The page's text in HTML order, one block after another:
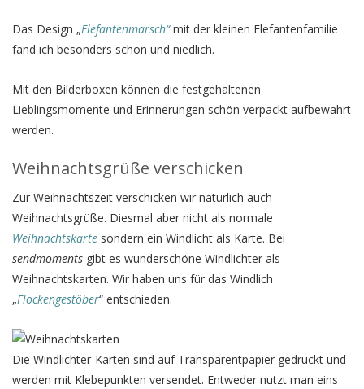
Das Design „Elefantenmarsch“mit der kleinen Elefantenfamilie
fand ich besonders schön und niedlich.
Mit den Bilderboxen können die festgehaltenen
Lieblingsmomente und Erinnerungen schön verpackt aufbewahrt
werden.
Weihnachtsgrüße verschicken
Zur Weihnachtszeit verschicken wir natürlich auch
Weihnachtsgrüße. Diesmal aber nicht als normale
Weihnachtskarte sondern ein Windlicht als Karte. Bei
sendmoments gibt es wunderschöne Windlichter als
Weihnachtskarten. Wir haben uns für das Windlich
„Flockengestöber“ entschieden.
Die Windlichter-Karten sind auf Transparentpapier gedruckt und
werden mit Klebepunkten versendet. Entweder nutzt man eins